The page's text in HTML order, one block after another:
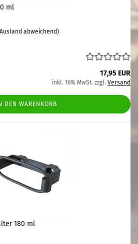
ml
abweichend)
17,95 EUR
inkl. 16% MwSt. zzgl. Versand
DEN WARENKORB
180 ml